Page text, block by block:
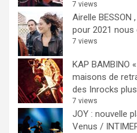
7 views
Airelle BESSON
pour 2021 nous
7 views
KAP BAMBINO
maisons de
des Inrocks
7 views
JOY : nouvelle
Venus /